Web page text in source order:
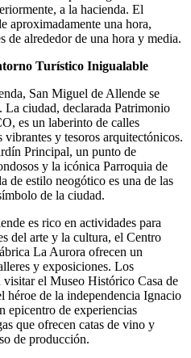
a la hacienda. El
aproximadamente una hora,
de alrededor de una hora y media.
Turístico Inigualable
San Miguel de Allende se
La ciudad, declarada Patrimonio
es un laberinto de calles
vibrantes y tesoros arquitectónicos.
Principal, un punto de
y la icónica Parroquia de
de estilo neogótico es una de las
de la ciudad.
es rico en actividades para
del arte y la cultura, el Centro
La Aurora ofrecen un
y exposiciones. Los
visitar el Museo Histórico Casa de
héroe de la independencia Ignacio
epicentro de experiencias
que ofrecen catas de vino y
de producción.